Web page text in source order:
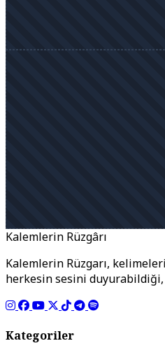
Kalemlerin Rüzgârı
Kalemlerin Rüzgarı,
herkesin sesini duyurabildiği,
Kategoriler